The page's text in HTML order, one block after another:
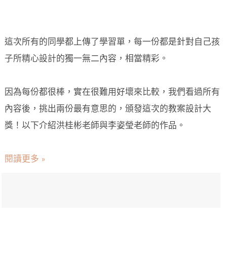
這次所有的同學都上傳了學習單，每一份都是針對自己孩
子所精心設計的獨一無二內容，相當精彩。
因為每份都很棒，實在很難用好壞來比較，我們看過所有
內容後，挑出兩份最有意思的，頒發這次的教案設計大
獎！以下介紹洪桂彬老師與李姿瑩老師的作品。
閱讀更多 »